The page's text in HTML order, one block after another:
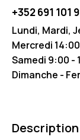
+352 691 101
Lundi, Mardi,
Mercredi
Samedi 9:00 -
Dimanche -
Description